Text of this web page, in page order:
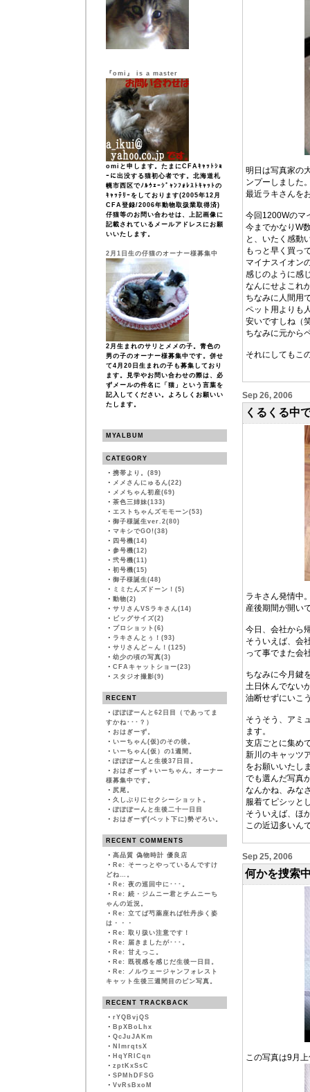
『omi』 is a master
omiと申します。たまにCFAｷｬｯﾄｼｮ
ｰに出没する猫初心者です。北海道札
幌市西区でﾉﾙｳｪｰｼﾞｬﾝﾌｫﾚｽﾄｷｬｯﾄの
ｷｬｯﾃﾘｰをしております(2005年12月
CFA登録/2006年動物取扱業取得済)
仔猫等のお問い合わせは、上記画像に
記載されているメールアドレスにお願
いいたします。
2月1日生の仔猫のオーナー様募集中
2月生まれのサリとメメの子。青色の
男の子のオーナー様募集中です。併せ
て4月20日生まれの子も募集しており
ます。見学やお問い合わせの際は、必
ずメールの件名に「猫」という言葉を
記入してください。よろしくお願いい
たします。
MYALBUM
CATEGORY
・ 携帯より。(89)
・ メメさんにゅるん(22)
・ メメちゃん初産(69)
・ 茶色三姉妹(133)
・ エストちゃんズモモーン(53)
・ 御子様誕生ver.2(80)
・ マキシでGO!(38)
・ 四号機(14)
・ 参号機(12)
・ 弐号機(11)
・ 初号機(15)
・ 御子様誕生(48)
・ ミミたんズドーン！(5)
・ 動物(2)
・ サリさんVSラキさん(14)
・ ビッグサイズ(2)
・ プロショット(6)
・ ラキさんとぅ！(93)
・ サリさんど～ん！(125)
・ 幼少の頃の写真(3)
・ CFAキャットショー(23)
・ スタジオ撮影(9)
RECENT
・ ぽぽぽーんと62日目（であってま
すかね･･･？）
・ おはぎーず。
・ いーちゃん(仮)のその後。
・ いーちゃん(仮）の1週間。
・ ぽぽぽーんと生後37日目。
・ おはぎーず＋いーちゃん。オーナー
様募集中です。
・ 尻尾。
・ 久しぶりにセクシーショット。
・ ぽぽぽーんと生後二十一日目
・ おはぎーず(ベット下に)勢ぞろい。
RECENT COMMENTS
・ 高品質 偽物時計 優良店
・ Re: そーっとやっているんですけ
どね…。
・ Re: 夜の巡回中に･･･。
・ Re: 続・ジムニー君とチムニーち
ゃんの近況。
・ Re: 立てば芍薬座れば牡丹歩く姿
は・・・
・ Re: 取り扱い注意です！
・ Re: 届きましたが･･･。
・ Re: 甘えっこ。
・ Re: 既視感を感じだ生後一日目。
・ Re: ノルウェージャンフォレスト
キャット生後三週間目のピン写真。
RECENT TRACKBACK
・ rYQBvjQS
・ BpXBoLhx
・ QcJuJAKm
・ NImrqtsX
・ HqYRlCqn
・ zptKxSsC
・ SPMhDFSG
・ VvRsBxoM
明日は写真家の
ンプーしました
最近ラキさんを
今回1200Wのマ
今までかなりW
と、いたく感動
もっと早く買っ
マイナスイオン
感じのように感
なんにせよこれ
ちなみに人間用
ペット用よりも
安いですしね（
ちなみに元から
それにしてもこ
Sep 26, 2006
くるくる中
ラキさん発情中
産後期間が開い
今日、会社から
そういえば、会
って事でまた会
ちなみに今月鍵
土日休んでない
油断せずにいこ
そうそう、アミ
ます。
支店ごとに集め
新川のキャッツ
をお願いいたし
でも選んだ写真
なんかね、みな
服着てピシッと
そういえば、ほ
この近辺多いん
Sep 25, 2006
何かを捜索
この写真は9月